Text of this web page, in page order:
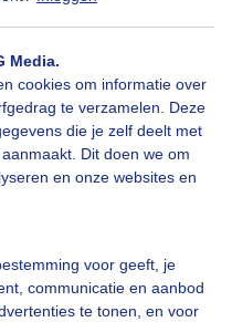
Media.
cookies om informatie over
te verzamelen. Deze
die je zelf deelt met
Dit doen we om
en onze websites en
voor geeft, je
communicatie en aanbod
te tonen, en voor
20:35 21:35
Zwaar